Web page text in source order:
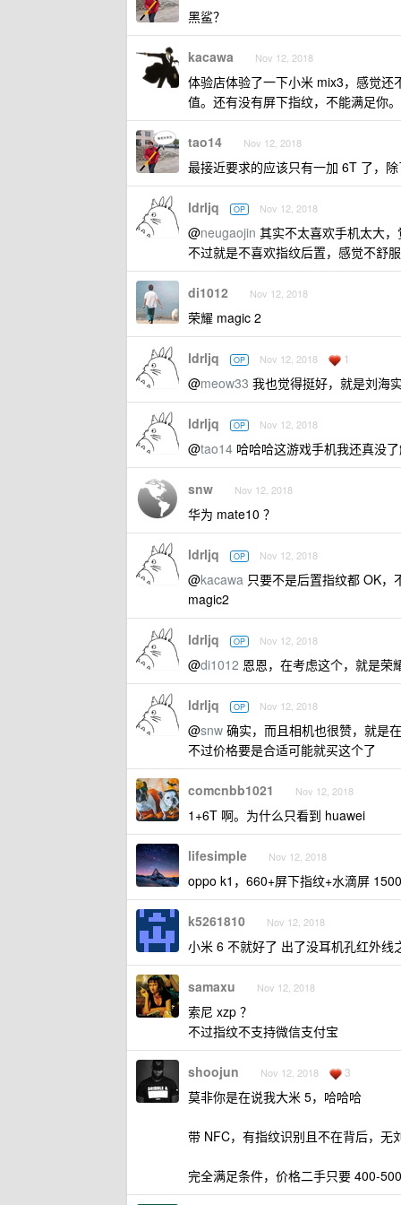
黑鲨？
kacawa Nov 12, 2018
体验店体验了一下小米 mix3，感觉
值。还有没有屏下指纹，不能满足你。
tao14 Nov 12, 2018
最接近要求的应该只有一加 6T 了，
ldrljq OP Nov 12, 2018
@neugaojin 其实不太喜欢手机太大
不过就是不喜欢指纹后置，感觉不舒
di1012 Nov 12, 2018
荣耀 magic 2
ldrljq OP Nov 12, 2018 1
@meow33 我也觉得挺好，就是刘海
ldrljq OP Nov 12, 2018
@tao14 哈哈哈这游戏手机我还真没
snw Nov 12, 2018
华为 mate10 ？
ldrljq OP Nov 12, 2018
@kacawa 只要不是后置指纹都 OK
magic2
ldrljq OP Nov 12, 2018
@di1012 恩恩，在考虑这个，就是荣
ldrljq OP Nov 12, 2018
@snw 确实，而且相机也很赞，就是
不过价格要是合适可能就买这个了
comcnbb1021 Nov 12, 2018
1+6T 啊。为什么只看到 huawei
lifesimple Nov 12, 2018
oppo k1，660+屏下指纹+水滴屏
k5261810 Nov 12, 2018
小米 6 不就好了 出了没耳机孔红外线
samaxu Nov 12, 2018
索尼 xzp ？
不过指纹不支持微信支付宝
shoojun Nov 12, 2018 3
莫非你是在说我大米 5，哈哈哈
带 NFC，有指纹识别且不在背后，
完全满足条件，价格二手只要 400-